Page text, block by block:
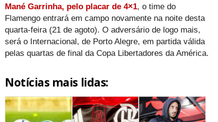
Mané Garrinha, pelo placar de 4×1, o time do
Flamengo entrará em campo novamente na noite desta
quarta-feira (21 de agoto). O adversário de logo mais,
será o Internacional, de Porto Alegre, em partida válida
pelas quartas de final da Copa Libertadores da América.
Notícias mais lidas: